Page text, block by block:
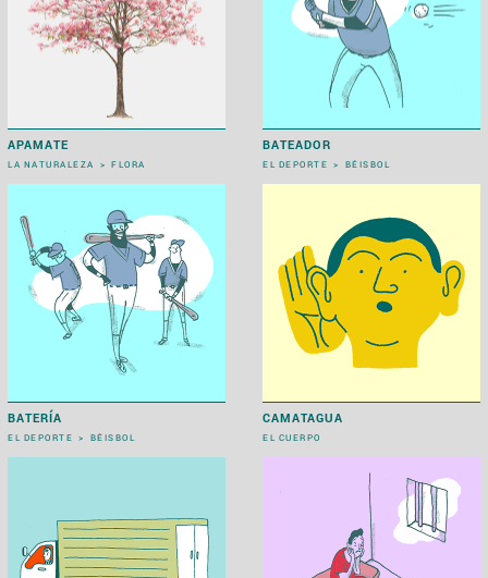
APAMATE
LA NATURALEZA > FLORA
BATEADOR
EL DEPORTE > BÉISBOL
BATERÍA
EL DEPORTE > BÉISBOL
CAMATAGUA
EL CUERPO